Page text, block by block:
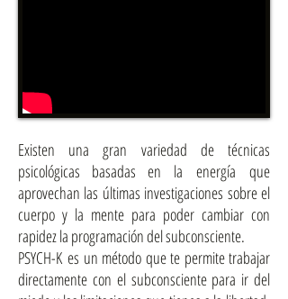
Existen una gran variedad de técnicas
psicológicas basadas en la energía que
aprovechan las últimas investigaciones sobre el
cuerpo y la mente para poder cambiar con
rapidez la programación del subconsciente.
PSYCH-K es un método que te permite trabajar
directamente con el subconsciente para ir del